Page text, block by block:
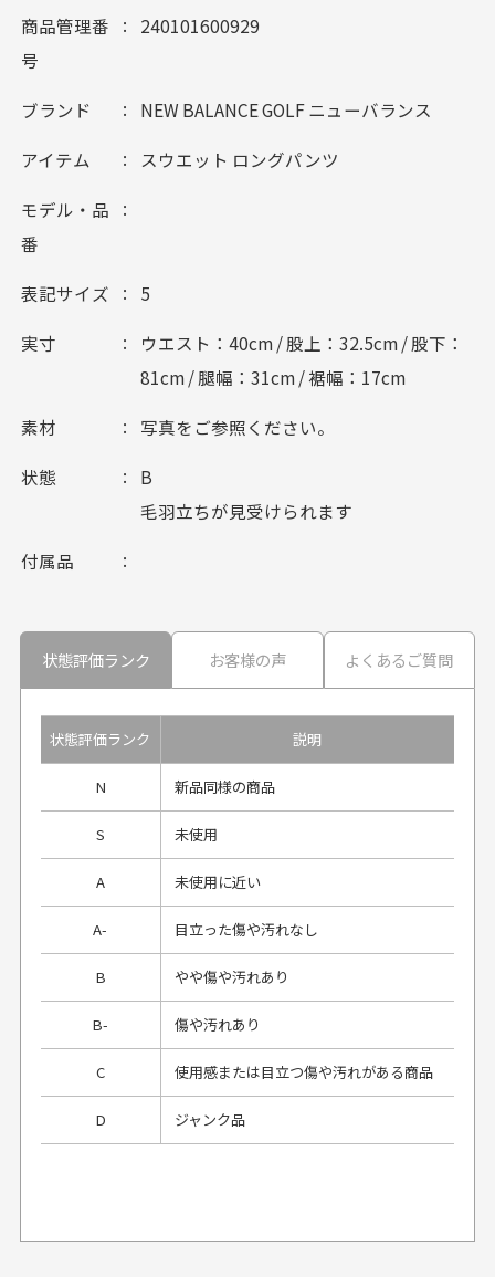
商品管理番
号
240101600929
ブランド NEW BALANCE GOLF ニューバランス
アイテム スウエット ロングパンツ
モデル・品
番
表記サイズ 5
実寸
ウエスト：40cm / 股上：32.5cm / 股下：
81cm / 腿幅：31cm / 裾幅：17cm
素材 写真をご参照ください。
状態
B
毛羽立ちが見受けられます
付属品
状態評価ランク お客様の声 よくあるご質問
状態評価ランク 説明
N 新品同様の商品
S 未使用
A 未使用に近い
A- 目立った傷や汚れなし
B やや傷や汚れあり
B- 傷や汚れあり
C 使用感または目立つ傷や汚れがある商品
D ジャンク品